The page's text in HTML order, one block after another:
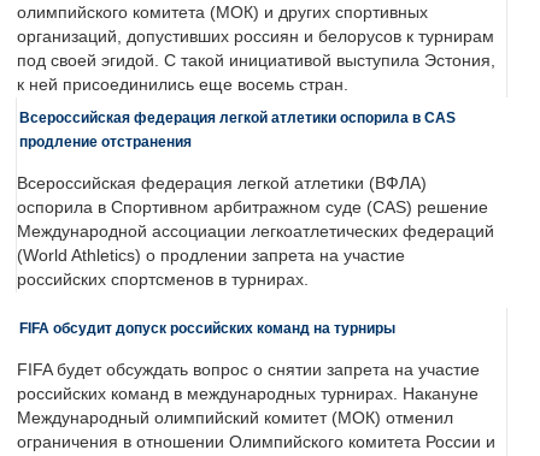
олимпийского комитета (МОК) и других спортивных
организаций, допустивших россиян и белорусов к турнирам
под своей эгидой. С такой инициативой выступила Эстония,
к ней присоединились еще восемь стран.
Всероссийская федерация легкой атлетики оспорила в CAS
продление отстранения
Всероссийская федерация легкой атлетики (ВФЛА)
оспорила в Спортивном арбитражном суде (CAS) решение
Международной ассоциации легкоатлетических федераций
(World Athletics) о продлении запрета на участие
российских спортсменов в турнирах.
FIFA обсудит допуск российских команд на турниры
FIFA будет обсуждать вопрос о снятии запрета на участие
российских команд в международных турнирах. Накануне
Международный олимпийский комитет (МОК) отменил
ограничения в отношении Олимпийского комитета России и